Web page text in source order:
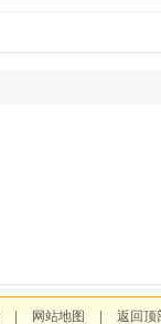
网站地图 返回顶